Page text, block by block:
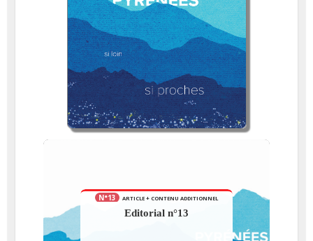
N°13 ARTICLE + CONTENU ADDITIONNEL
Les Pyrénées en fond de